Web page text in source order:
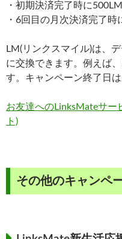
・初期決済完了時に
・6回目の月次決済完了時
LM(リンクスマイル)は、
に交換できます。例えば
す。キャンペーン終了日は
お友達へのLinksMateサー
ト)
その他のキャンペ